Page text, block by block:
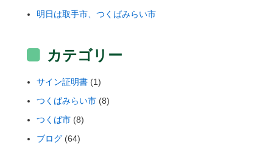
明日は取手市、つくばみらい市
カテゴリー
サイン証明書 (1)
つくばみらい市 (8)
つくば市 (8)
ブログ (64)